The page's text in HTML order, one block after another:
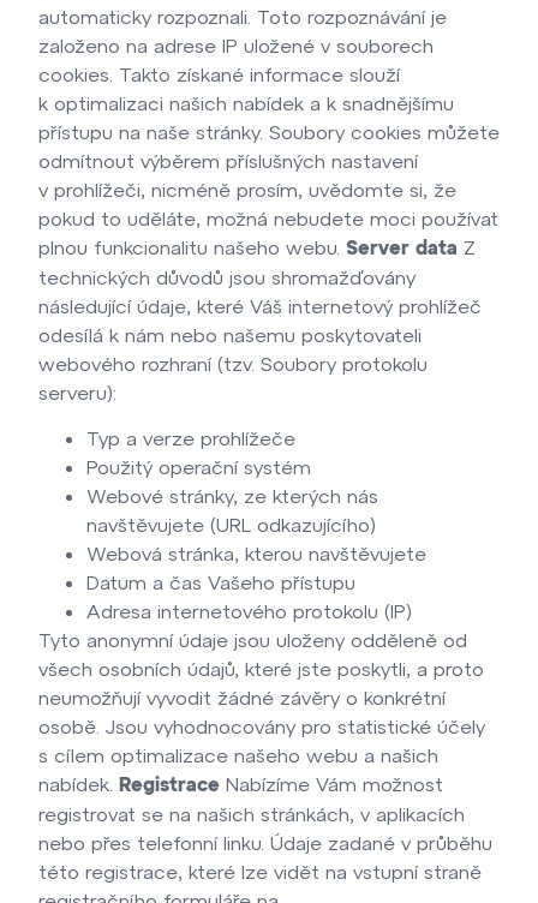
automaticky rozpoznali. Toto rozpoznávání je
založeno na adrese IP uložené v souborech
cookies. Takto získané informace slouží
k optimalizaci našich nabídek a k snadnějšímu
přístupu na naše stránky. Soubory cookies můžete
odmítnout výběrem příslušných nastavení
v prohlížeči, nicméně prosím, uvědomte si, že
pokud to uděláte, možná nebudete moci používat
plnou funkcionalitu našeho webu. Server data Z
technických důvodů jsou shromažďovány
následující údaje, které Váš internetový prohlížeč
odesílá k nám nebo našemu poskytovateli
webového rozhraní (tzv. Soubory protokolu
serveru):
Typ a verze prohlížeče
Použitý operační systém
Webové stránky, ze kterých nás
navštěvujete (URL odkazujícího)
Webová stránka, kterou navštěvujete
Datum a čas Vašeho přístupu
Adresa internetového protokolu (IP)
Tyto anonymní údaje jsou uloženy odděleně od
všech osobních údajů, které jste poskytli, a proto
neumožňují vyvodit žádné závěry o konkrétní
osobě. Jsou vyhodnocovány pro statistické účely
s cílem optimalizace našeho webu a našich
nabídek.
Registrace Nabízíme Vám možnost
registrovat se na našich stránkách, v aplikacích
nebo přes telefonní linku. Údaje zadané v průběhu
této registrace, které lze vidět na vstupní straně